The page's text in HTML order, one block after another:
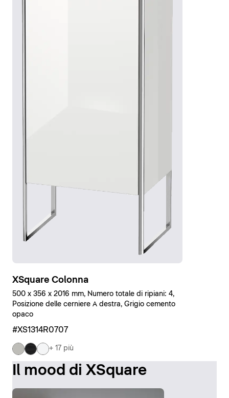
XSquare Colonna
500 x 356 x 2016 mm, Numero totale di ripiani: 4,
Posizione delle cerniere A destra, Grigio cemento
opaco
#XS1314R0707
+ 17 più
Il mood di XSquare